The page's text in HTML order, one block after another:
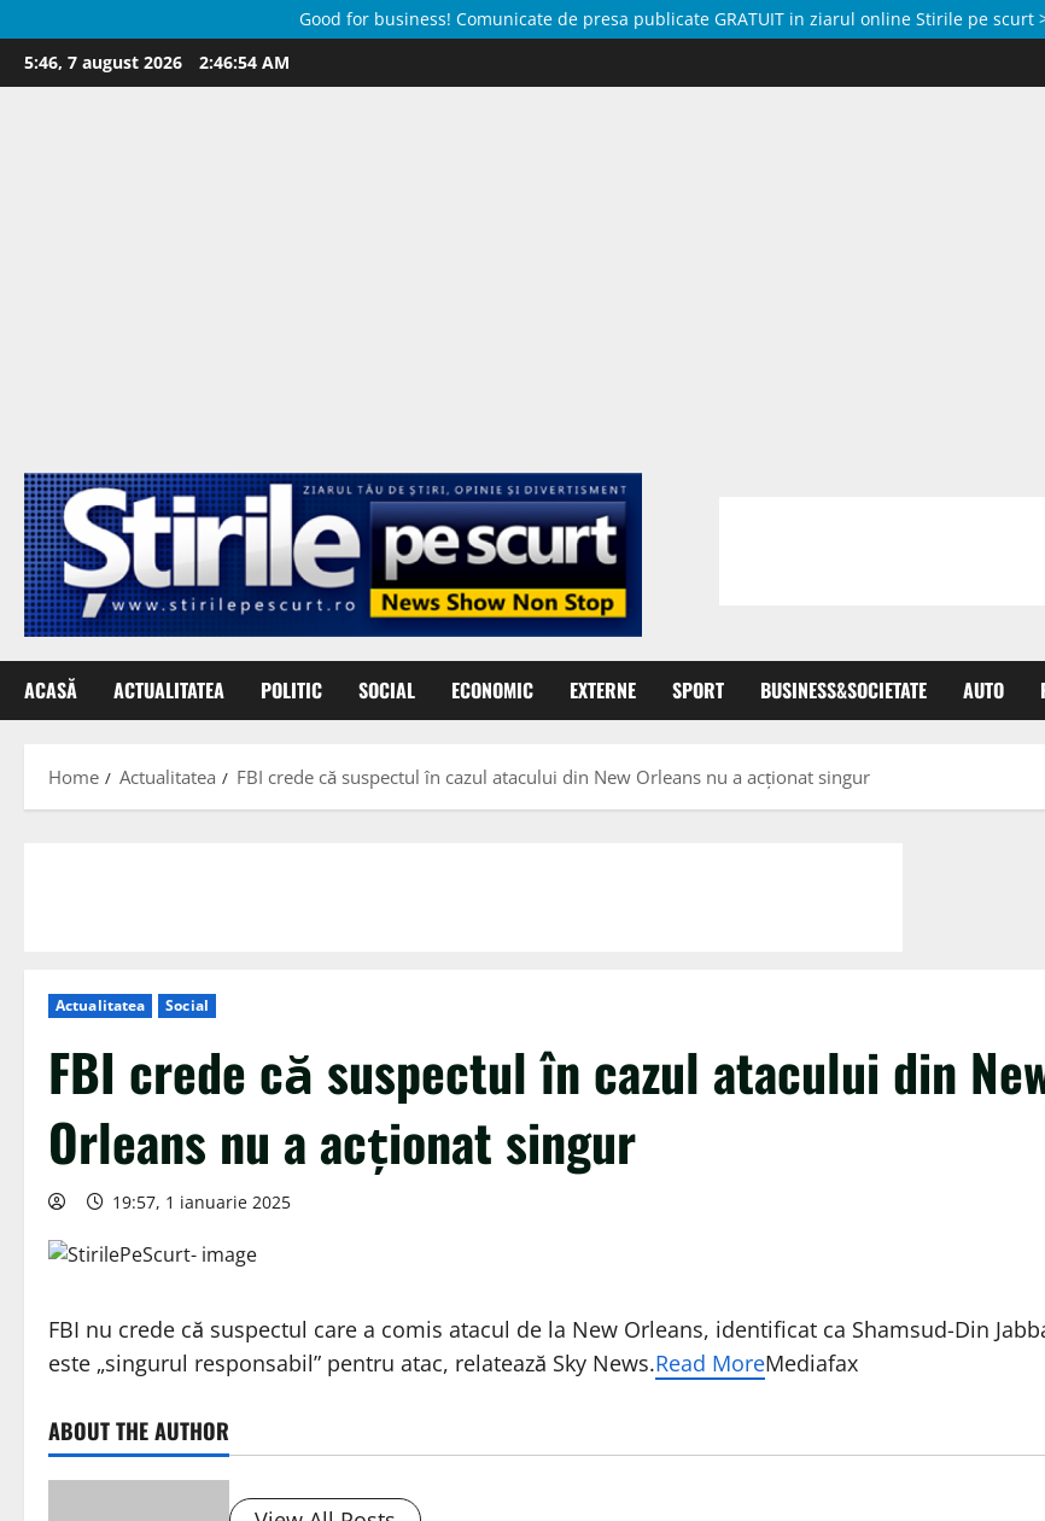
Good for business! Comunicate de presa publicate GRATUIT in ziarul online Stirile pe scurt
Skip
to
5:46, 7 august 2026 2:46:56 AM
ACASĂ ACTUALITATEA POLITIC SOCIAL ECONOMIC EXTERNE SPORT BUSINESS&SOCIETATE AUTO
Home Actualitatea FBI crede că suspectul în cazul atacului din New Orleans nu a acţionat singur
Actualitatea Social
FBI crede că suspectul în cazul atacului din
Orleans nu a acţionat singur
19:57, 1 ianuarie 2025
FBI nu crede că suspectul care a comis atacul de la New Orleans, identificat ca Shamsud-Din
este „singurul responsabil” pentru atac, relatează Sky News.Read MoreMediafax
ABOUT THE AUTHOR